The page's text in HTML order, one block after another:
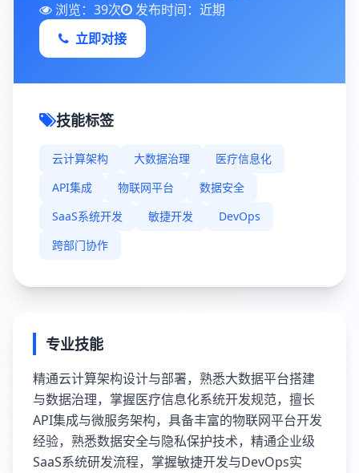
浏览：39次
发布时间：近期
立即对接
技能标签
云计算架构 大数据治理
医疗信息化
API集成
物联网平台
数据安全
SaaS系统开发
敏捷开发
DevOps
跨部门协作
专业技能
精通云计算架构设计与部署，熟悉大数据平台搭建
与数据治理，掌握医疗信息化系统开发规范，擅长
API集成与微服务架构，具备丰富的物联网平台开发
经验，熟悉数据安全与隐私保护技术，精通企业级
SaaS系统研发流程，掌握敏捷开发与DevOps实